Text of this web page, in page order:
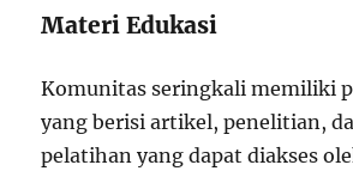
Materi Edukasi
Komunitas seringkali memiliki
yang berisi artikel, penelitian,
pelatihan yang dapat diakses